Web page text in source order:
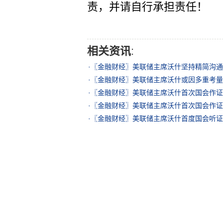
责，并请自行承担责任！
相关资讯:
·
〖金融财经〗美联储主席沃什坚持精简沟
·
〖金融财经〗美联储主席沃什或因多重考
·
〖金融财经〗美联储主席沃什首次国会作
·
〖金融财经〗美联储主席沃什首次国会作
·
〖金融财经〗美联储主席沃什首度国会听